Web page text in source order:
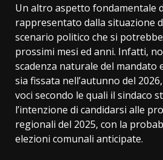
Un altro aspetto fondamentale
rappresentato dalla situazione
scenario politico che si
prossimi mesi ed anni. Infatti,
scadenza naturale del mandato
sia fissata nell’autunno del
voci secondo le quali il sindaco
l’intenzione di candidarsi alle
regionali del 2025, con la
elezioni comunali anticipate.